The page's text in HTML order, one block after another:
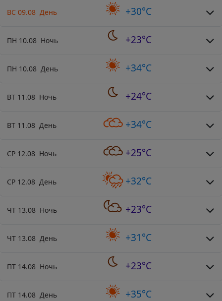
ВС 09.08 День +30°C
ПН 10.08 Ночь +23°C
ПН 10.08 День +34°C
ВТ 11.08 Ночь +24°C
ВТ 11.08 День +34°C
СР 12.08 Ночь +25°C
СР 12.08 День +32°C
ЧТ 13.08 Ночь +23°C
ЧТ 13.08 День +31°C
ПТ 14.08 Ночь +23°C
ПТ 14.08 День +35°C